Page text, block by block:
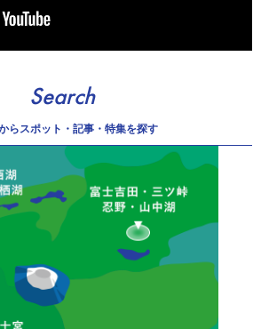
Search
らスポット・記事・特集を探す